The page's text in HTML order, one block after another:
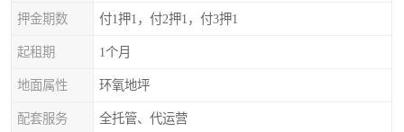
押金期数 付1押1，付2押1，付3押1
起租期 1个月
地面属性 环氧地坪
配套服务 全托管、代运营